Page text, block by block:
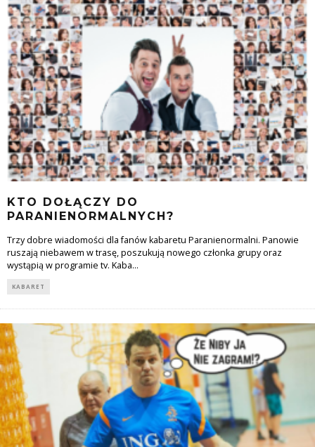
KTO DOŁĄCZY DO
PARANIENORMALNYCH?
Trzy dobre wiadomości dla fanów kabaretu Paranienormalni. Panowie
ruszają niebawem w trasę, poszukują nowego członka grupy oraz
wystąpią w programie tv. Kaba...
KABARET